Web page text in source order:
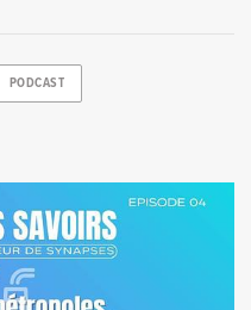
PODCAST